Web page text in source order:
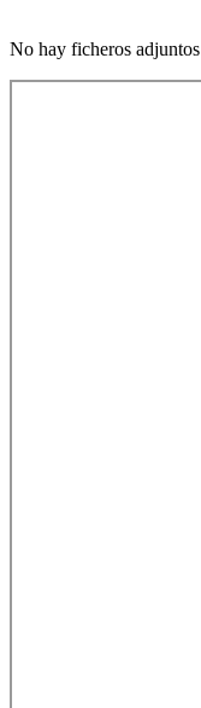
No hay ficheros adjuntos